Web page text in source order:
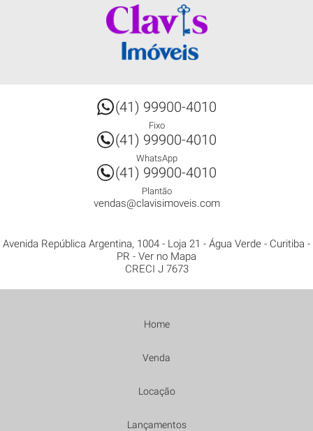
(41) 99900-4010
Fixo
(41) 99900-4010
WhatsApp
(41) 99900-4010
Plantão
vendas@clavisimoveis.com
Avenida República Argentina, 1004 - Loja 21 - Água Verde - Curitiba -
PR - Ver no Mapa
CRECI J 7673
Home
Venda
Locação
Lançamentos